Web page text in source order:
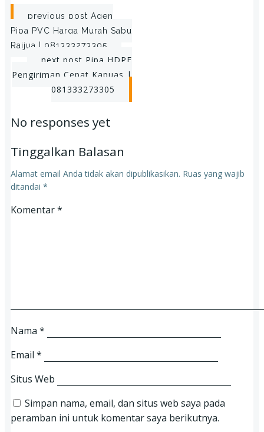
Post
navigation
previous post Agen
Pipa PVC Harga Murah Sabu
Raijua | 081333273305
Post
navigation
next post Pipa HDPE
Pengiriman Cepat Kapuas |
081333273305
No responses yet
Tinggalkan Balasan
Alamat email Anda tidak akan dipublikasikan. Ruas yang wajib
ditandai *
Komentar*
Nama *
Email *
Situs Web
Simpan nama, email, dan situs web saya pada
peramban ini untuk komentar saya berikutnya.